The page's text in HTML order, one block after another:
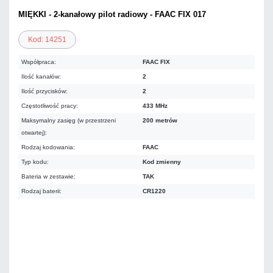
MIĘKKI - 2-kanałowy pilot radiowy - FAAC FIX 017
Kod: 14251
Współpraca: FAAC FIX
Ilość kanałów: 2
Ilość przycisków: 2
Częstotliwość pracy: 433 MHz
Maksymalny zasięg (w przestrzeni
otwartej):
200 metrów
Rodzaj kodowania: FAAC
Typ kodu: Kod zmienny
Bateria w zestawie: TAK
Rodzaj baterii: CR1220